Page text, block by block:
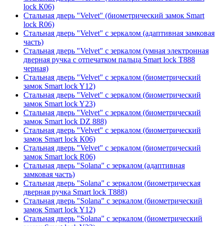
lock К06)
Стальная дверь "Velvet" (биометрический замок Smart
lock R06)
Стальная дверь "Velvet" с зеркалом (адаптивная замковая
часть)
Стальная дверь "Velvet" с зеркалом (умная электронная
дверная ручка с отпечатком пальца Smart lock T888
черная)
Стальная дверь "Velvet" с зеркалом (биометрический
замок Smart lock Y12)
Стальная дверь "Velvet" с зеркалом (биометрический
замок Smart lock Y23)
Стальная дверь "Velvet" с зеркалом (биометрический
замок Smart lock DZ 888)
Стальная дверь "Velvet" с зеркалом (биометрический
замок Smart lock К06)
Стальная дверь "Velvet" с зеркалом (биометрический
замок Smart lock R06)
Стальная дверь "Solana" с зеркалом (адаптивная
замковая часть)
Стальная дверь "Solana" с зеркалом (биометрическая
дверная ручка Smart lock T888)
Стальная дверь "Solana" с зеркалом (биометрический
замок Smart lock Y12)
Стальная дверь "Solana" с зеркалом (биометрический